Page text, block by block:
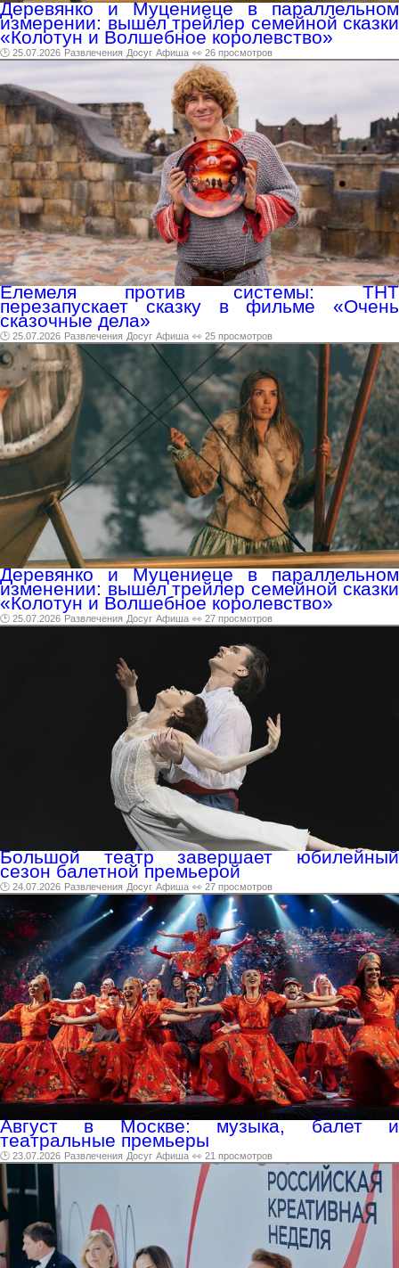
Деревянко и Муцениеце в параллельном
измерении: вышел трейлер семейной сказки
«Колотун и Волшебное королевство»
🕑 25.07.2026 Развлечения Досуг Афиша 👀 26 просмотров
Елемеля против системы: ТНТ
перезапускает сказку в фильме «Очень
сказочные дела»
🕑 25.07.2026 Развлечения Досуг Афиша 👀 25 просмотров
Деревянко и Муцениеце в параллельном
изменении: вышел трейлер семейной сказки
«Колотун и Волшебное королевство»
🕑 25.07.2026 Развлечения Досуг Афиша 👀 27 просмотров
Большой театр завершает юбилейный
сезон балетной премьерой
🕑 24.07.2026 Развлечения Досуг Афиша 👀 27 просмотров
Август в Москве: музыка, балет и
театральные премьеры
🕑 23.07.2026 Развлечения Досуг Афиша 👀 21 просмотров